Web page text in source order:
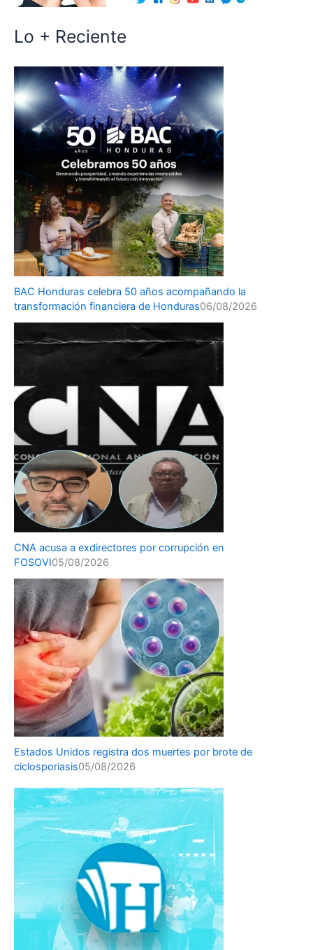
Lo + Reciente
BAC Honduras celebra 50 años acompañando la
transformación financiera de Honduras06/08/2026
CNA acusa a exdirectores por corrupción en
FOSOVI05/08/2026
Estados Unidos registra dos muertes por brote de
ciclosporiasis05/08/2026